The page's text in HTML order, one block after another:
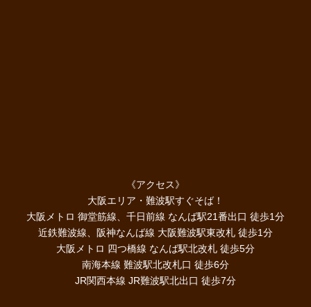
《アクセス》
大阪エリア・難波駅すぐそば！
大阪メトロ 御堂筋線、千日前線 なんば駅21番出口 徒歩1分
近鉄難波線、阪神なんば線 大阪難波駅東改札 徒歩1分
大阪メトロ 四つ橋線 なんば駅北改札 徒歩5分
南海本線 難波駅北改札口 徒歩6分
JR関西本線 JR難波駅北出口 徒歩7分